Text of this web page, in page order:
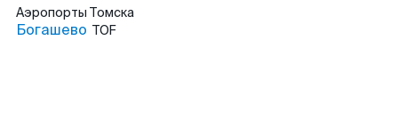
Аэропорты Томска
Богашево TOF